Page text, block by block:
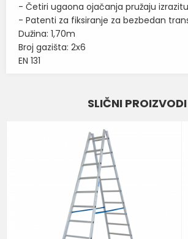
- Četiri ugaona ojačanja pružaju
- Patenti za fiksiranje za bezbedan
Dužina: 1,70m
Broj gazišta: 2x6
EN 131
SIGURNOSNE
KRAUSE
SLIČNI PROIZVODI